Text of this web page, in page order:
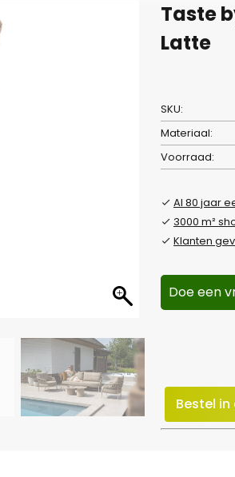
Taste
Latte
SKU:
Materiaal:
Voorraad:
Al 80 jaar
3000 m²
Klanten
Doe een
Bestel